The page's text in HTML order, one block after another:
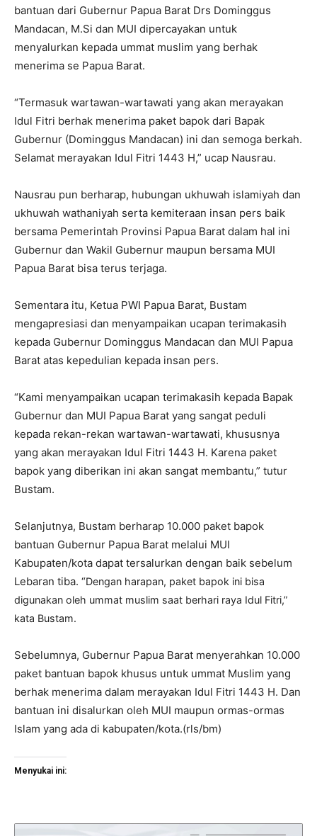
bantuan dari Gubernur Papua Barat Drs Dominggus
Mandacan, M.Si dan MUI dipercayakan untuk
menyalurkan kepada ummat muslim yang berhak
menerima se Papua Barat.
“Termasuk wartawan-wartawati yang akan merayakan
Idul Fitri berhak menerima paket bapok dari Bapak
Gubernur (Dominggus Mandacan) ini dan semoga berkah.
Selamat merayakan Idul Fitri 1443 H,” ucap Nausrau.
Nausrau pun berharap, hubungan ukhuwah islamiyah dan
ukhuwah wathaniyah serta kemiteraan insan pers baik
bersama Pemerintah Provinsi Papua Barat dalam hal ini
Gubernur dan Wakil Gubernur maupun bersama MUI
Papua Barat bisa terus terjaga.
Sementara itu, Ketua PWI Papua Barat, Bustam
mengapresiasi dan menyampaikan ucapan terimakasih
kepada Gubernur Dominggus Mandacan dan MUI Papua
Barat atas kepedulian kepada insan pers.
“Kami menyampaikan ucapan terimakasih kepada Bapak
Gubernur dan MUI Papua Barat yang sangat peduli
kepada rekan-rekan wartawan-wartawati, khususnya
yang akan merayakan Idul Fitri 1443 H. Karena paket
bapok yang diberikan ini akan sangat membantu,” tutur
Bustam.
Selanjutnya, Bustam berharap 10.000 paket bapok
bantuan Gubernur Papua Barat melalui MUI
Kabupaten/kota dapat tersalurkan dengan baik sebelum
Lebaran tiba. “Dengan harapan, paket bapok ini bisa
digunakan oleh ummat muslim saat berhari raya Idul Fitri,”
kata Bustam.
Sebelumnya, Gubernur Papua Barat menyerahkan 10.000
paket bantuan bapok khusus untuk ummat Muslim yang
berhak menerima dalam merayakan Idul Fitri 1443 H. Dan
bantuan ini disalurkan oleh MUI maupun ormas-ormas
Islam yang ada di kabupaten/kota.(rls/bm)
Menyukai ini: